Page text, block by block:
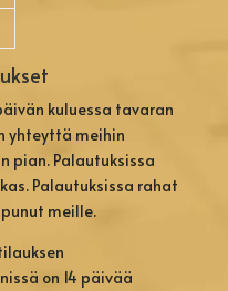
kuluessa tavaran
yhteyttä meihin
pian. Palautuksissa
Palautuksissa rahat
meille.
on 14 päivää